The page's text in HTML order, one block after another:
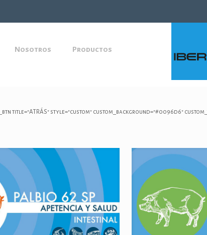
Nosotros Productos
title="ATRÁS" style="custom" custom_background="#0096d6"